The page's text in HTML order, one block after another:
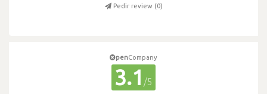
Pedir review (0)
penCompany
3.1 /5